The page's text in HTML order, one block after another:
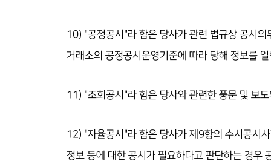
10) "공정공시"라 함은 당사가 관련 법규상 공시
거래소의 공정공시운영기준에 따라 당해 정보를
11) "조회공시"라 함은 당사와 관련한 풍문 및 보
12) "자율공시"라 함은 당사가 제9항의 수시공시
정보 등에 대한 공시가 필요하다고 판단하는 경우